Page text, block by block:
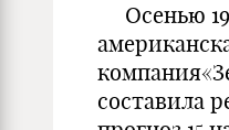
Осенью
составила